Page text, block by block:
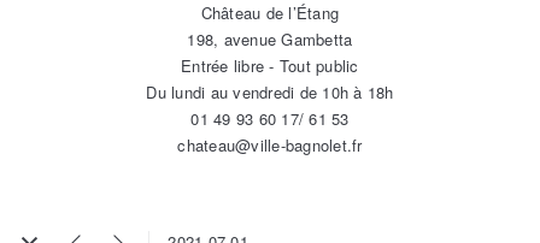
Château de l’Étang
198, avenue Gambetta
Entrée libre - Tout public
Du lundi au vendredi de 10h à 18h
01 49 93 60 17/ 61 53
chateau@ville-bagnolet.fr